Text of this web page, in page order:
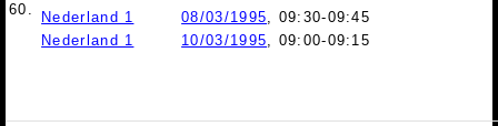
60. Nederland 1 08/03/1995, 09:30-09:45
Nederland 1
10/03/1995, 09:00-09:15